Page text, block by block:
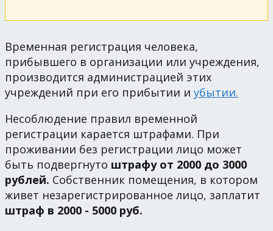
Временная регистрация человека,
прибывшего в организации или учреждения,
производится администрацией этих
учреждений при его прибытии и убытии.
Несоблюдение правил временной
регистрации карается штрафами. При
проживании без регистрации лицо может
быть подвергнуто штрафу от 2000 до 3000
рублей. Собственник помещения, в котором
живет незарегистрированное лицо, заплатит
штраф в 2000 - 5000 руб.